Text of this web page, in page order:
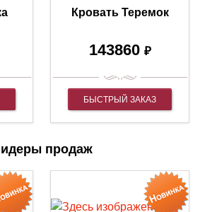
Кровать Теремок
143860 ₽
БЫСТРЫЙ ЗАКАЗ
продаж